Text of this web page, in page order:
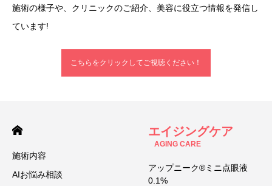
施術の様子や、クリニックのご紹介、美容に役立つ情報を発信し
ています!
こちらをクリックしてご視聴ください！
施術内容
AIお悩み相談
エイジングケア
AGING CARE
アップニーク®ミニ点眼液
0.1%